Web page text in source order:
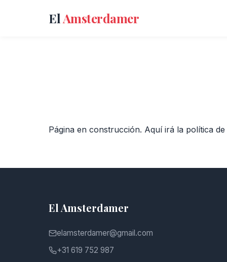
ElAmsterdamer
Página en construcción. Aquí irá la política de
El Amsterdamer
elamsterdamer@gmail.com
+31 619 752 987